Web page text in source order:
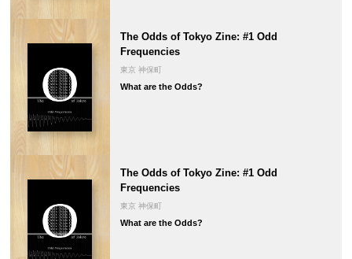
The Odds of Tokyo Zine: #1 Odd
Frequencies
東京 神保町
What are the Odds?
The Odds of Tokyo Zine: #1 Odd
Frequencies
東京 神保町
What are the Odds?